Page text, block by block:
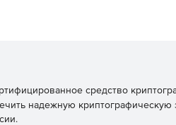
средство
надежную криптографическую